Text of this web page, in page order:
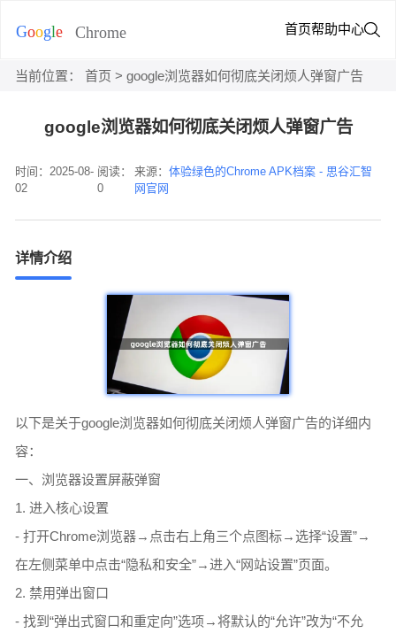
首页帮助中心
当前位置： 首页 > google浏览器如何彻底关闭烦人弹窗广告
google浏览器如何彻底关闭烦人弹窗广告
时间：2025-08-
02
阅读：
0
来源：体验绿色的Chrome APK档案 - 思谷汇智
网官网
详情介绍
以下是关于google浏览器如何彻底关闭烦人弹窗广告的详细内
容：
一、浏览器设置屏蔽弹窗
1. 进入核心设置
- 打开Chrome浏览器→点击右上角三个点图标→选择“设置”→
在左侧菜单中点击“隐私和安全”→进入“网站设置”页面。
2. 禁用弹出窗口
- 找到“弹出式窗口和重定向”选项→将默认的“允许”改为“不允